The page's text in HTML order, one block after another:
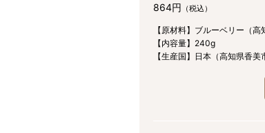
864円 （税込）
【原材料】ブルーベリー（高
【内容量】240g
【生産国】日本（高知県香美